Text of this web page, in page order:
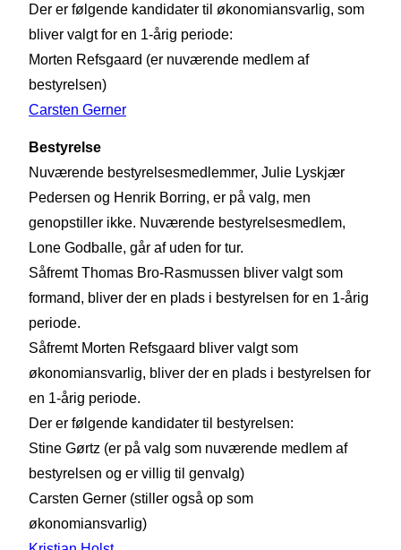
Der er følgende kandidater til økonomiansvarlig, som
bliver valgt for en 1-årig periode:
Morten Refsgaard (er nuværende medlem af
bestyrelsen)
Carsten Gerner
Bestyrelse
Nuværende bestyrelsesmedlemmer, Julie Lyskjær
Pedersen og Henrik Borring, er på valg, men
genopstiller ikke. Nuværende bestyrelsesmedlem,
Lone Godballe, går af uden for tur.
Såfremt Thomas Bro-Rasmussen bliver valgt som
formand, bliver der en plads i bestyrelsen for en 1-årig
periode.
Såfremt Morten Refsgaard bliver valgt som
økonomiansvarlig, bliver der en plads i bestyrelsen for
en 1-årig periode.
Der er følgende kandidater til bestyrelsen:
Stine Gørtz (er på valg som nuværende medlem af
bestyrelsen og er villig til genvalg)
Carsten Gerner (stiller også op som
økonomiansvarlig)